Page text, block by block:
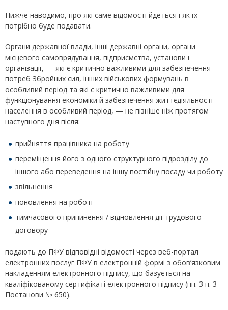
Нижче наводимо, про які саме відомості йдеться і як їх
потрібно буде подавати.
Органи державної влади, інші державні органи, органи
місцевого самоврядування, підприємства, установи і
організації, — які є критично важливими для забезпечення
потреб Збройних сил, інших військових формувань в
особливий період та які є критично важливими для
функціонування економіки й забезпечення життєдіяльності
населення в особливий період, — не пізніше ніж протягом
наступного дня після:
прийняття працівника на роботу
переміщення його з одного структурного підрозділу до
іншого або переведення на іншу постійну посаду чи роботу
звільнення
поновлення на роботі
тимчасового припинення / відновлення дії трудового
договору
подають до ПФУ відповідні відомості через веб-портал
електронних послуг ПФУ в електронній формі з обов’язковим
накладенням електронного підпису, що базується на
кваліфікованому сертифікаті електронного підпису (пп. 3 п. 3
Постанови № 650).